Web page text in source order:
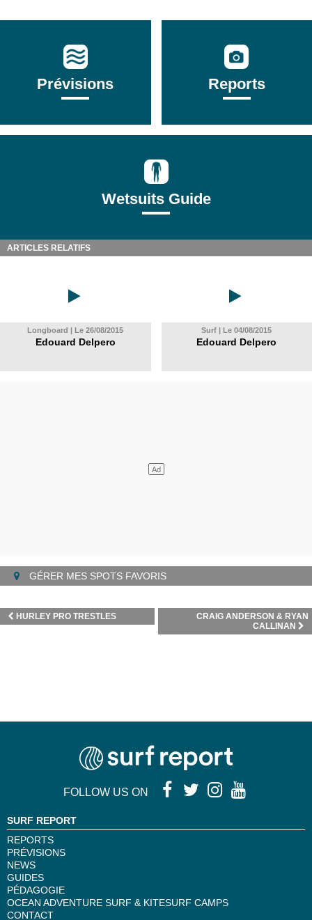
Prévisions Reports
Wetsuits Guide
ARTICLES RELATIFS
Longboard | Le 26/08/2015
Edouard Delpero
Surf | Le 04/08/2015
Edouard Delpero
GÉRER MES SPOTS FAVORIS
CRAIG ANDERSON & RYAN
CALLINAN
HURLEY PRO TRESTLES
FOLLOW US ON
SURF REPORT
REPORTS
PRÉVISIONS
NEWS
GUIDES
PÉDAGOGIE
OCEAN ADVENTURE SURF & KITESURF CAMPS
CONTACT